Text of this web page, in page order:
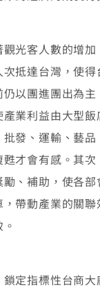
光客人數的增加
抵達台灣，使
以團進團出為
業利益由大型
發、運輸、藝品
才會有感。其
、補助，使各
帶動產業的關
定指標性台商大